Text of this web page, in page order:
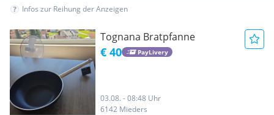
Infos zur Reihung der Anzeigen
Tognana Bratpfanne
€ 40 PayLivery
03.08. - 08:48 Uhr
6142 Mieders